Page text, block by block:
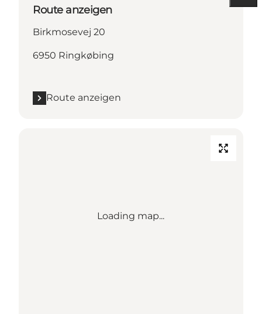
Route anzeigen
Birkmosevej 20
6950 Ringkøbing
Route anzeigen
Loading map...